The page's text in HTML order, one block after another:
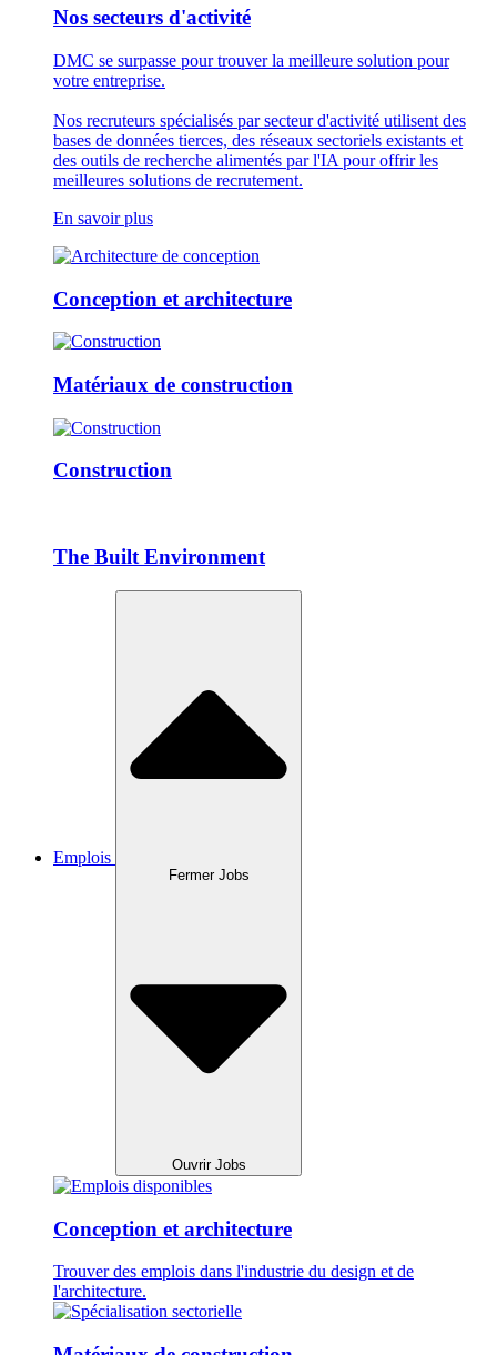
Nos secteurs d'activité
DMC se surpasse pour trouver la meilleure solution pour
votre entreprise.
Nos recruteurs spécialisés par secteur d'activité utilisent des
bases de données tierces, des réseaux sectoriels existants et
des outils de recherche alimentés par l'IA pour offrir les
meilleures solutions de recrutement.
En savoir plus
Conception et architecture
Matériaux de construction
Construction
The Built Environment
Emplois
Fermer Jobs
Ouvrir Jobs
Conception et architecture
Trouver des emplois dans l'industrie du design et de
l'architecture.